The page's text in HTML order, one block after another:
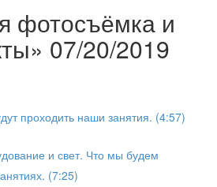
фотосъёмка и
07/20/2019
проходить наши занятия. (4:57)
и свет. Что мы будем
(7:25)